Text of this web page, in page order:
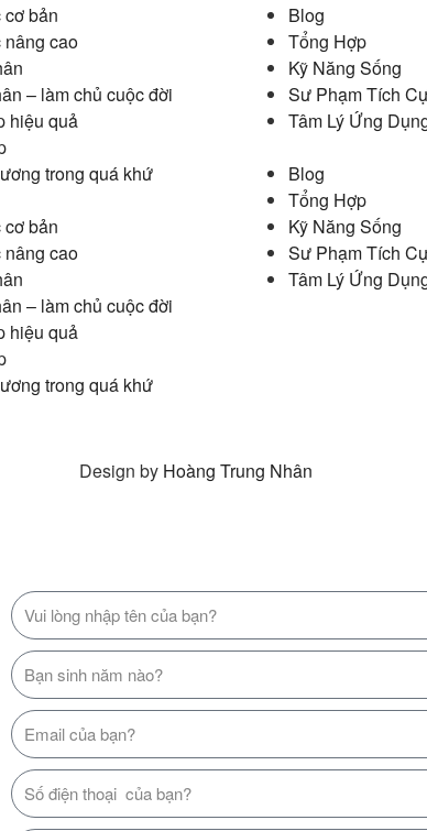
cơ bản
nâng cao
– làm chủ cuộc đời
hiệu quả
trong quá khứ
cơ bản
nâng cao
– làm chủ cuộc đời
hiệu quả
trong quá khứ
Blog
Tổng Hợp
Kỹ Năng Sống
Sư Phạm Tích
Tâm Lý Ứng
Blog
Tổng Hợp
Kỹ Năng Sống
Sư Phạm Tích
Tâm Lý Ứng
Design by Hoàng Trung Nhân